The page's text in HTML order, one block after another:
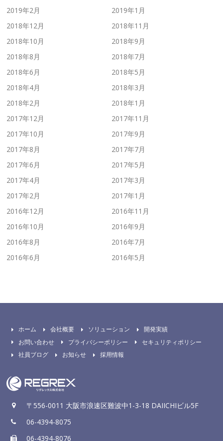
2019年2月
2019年1月
2018年12月
2018年11月
2018年10月
2018年9月
2018年8月
2018年7月
2018年6月
2018年5月
2018年4月
2018年3月
2018年2月
2018年1月
2017年12月
2017年11月
2017年10月
2017年9月
2017年8月
2017年7月
2017年6月
2017年5月
2017年4月
2017年3月
2017年2月
2017年1月
2016年12月
2016年11月
2016年10月
2016年9月
2016年8月
2016年7月
2016年6月
2016年5月
ホーム 会社概要 ソリューション
開発実績
お問い合わせ
プライバシーポリシー
セキュリティポリシー
社員ブログ
お知らせ 採用情報
〒556-0011 大阪市浪速区難波中1-3-18 DAIICHIビル5F
06-4394-8075
06-4394-8076